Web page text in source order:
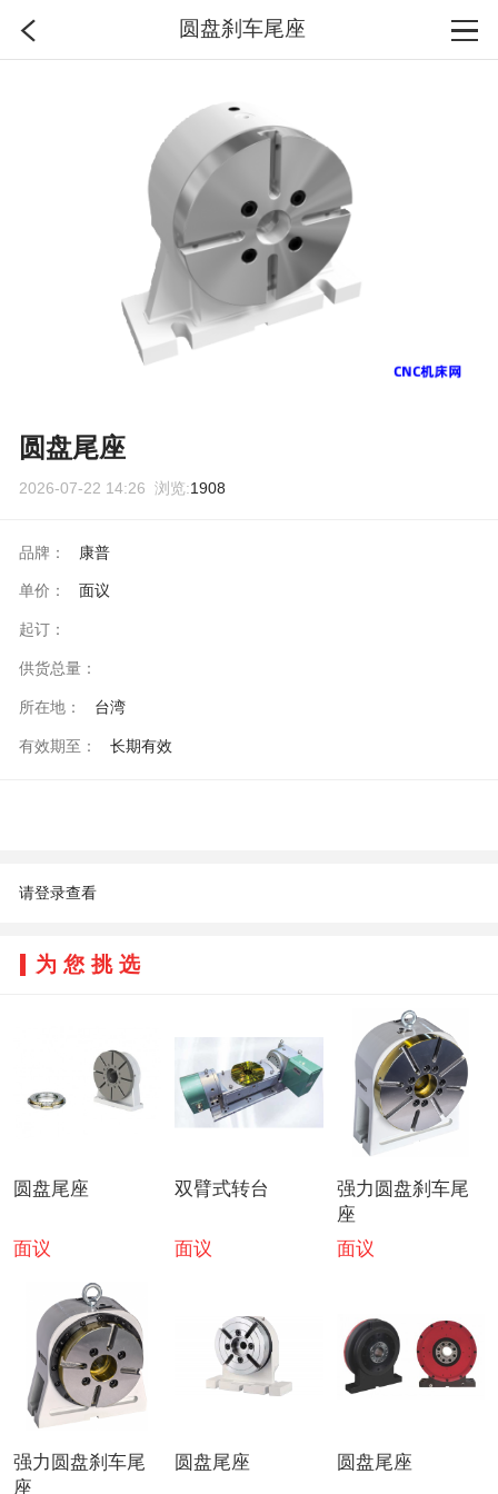
圆盘刹车尾座
圆盘尾座
2026-07-22 14:26 浏览:1908
品牌： 康普
单价： 面议
起订：
供货总量：
所在地： 台湾
有效期至： 长期有效
请登录查看
为您挑选
圆盘尾座
面议
双臂式转台
面议
强力圆盘刹车尾
座
面议
强力圆盘刹车尾
座
圆盘尾座 圆盘尾座